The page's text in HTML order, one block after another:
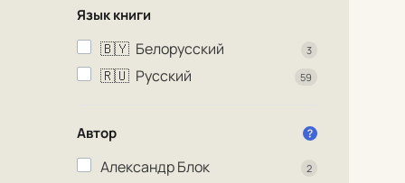
Язык книги
🇧🇾 Белорусский 3
🇷🇺 Русский 59
Автор
Александр Блок 2